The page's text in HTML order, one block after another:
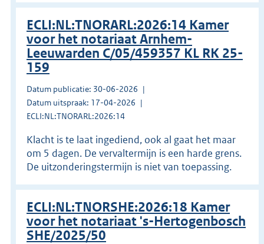
ECLI:NL:TNORARL:2026:14 Kamer
voor het notariaat Arnhem-
Leeuwarden C/05/459357 KL RK 25-
159
Datum publicatie: 30-06-2026
Datum uitspraak: 17-04-2026
ECLI:NL:TNORARL:2026:14
Klacht is te laat ingediend, ook al gaat het maar
om 5 dagen. De vervaltermijn is een harde grens.
De uitzonderingstermijn is niet van toepassing.
ECLI:NL:TNORSHE:2026:18 Kamer
voor het notariaat 's-Hertogenbosch
SHE/2025/50